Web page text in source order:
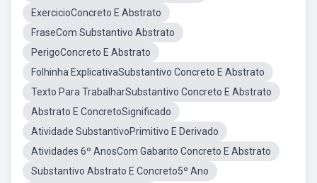
ExercicioConcreto E Abstrato
FraseCom Substantivo Abstrato
PerigoConcreto E Abstrato
Folhinha ExplicativaSubstantivo Concreto E Abstrato
Texto Para TrabalharSubstantivo Concreto E Abstrato
Abstrato E ConcretoSignificado
Atividade SubstantivoPrimitivo E Derivado
Atividades 6º AnosCom Gabarito Concreto E Abstrato
Substantivo Abstrato E Concreto5º Ano